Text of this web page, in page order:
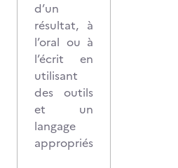
d’un
résultat, à
l’oral ou à
l’écrit en
utilisant
des outils
et un
langage
appropriés